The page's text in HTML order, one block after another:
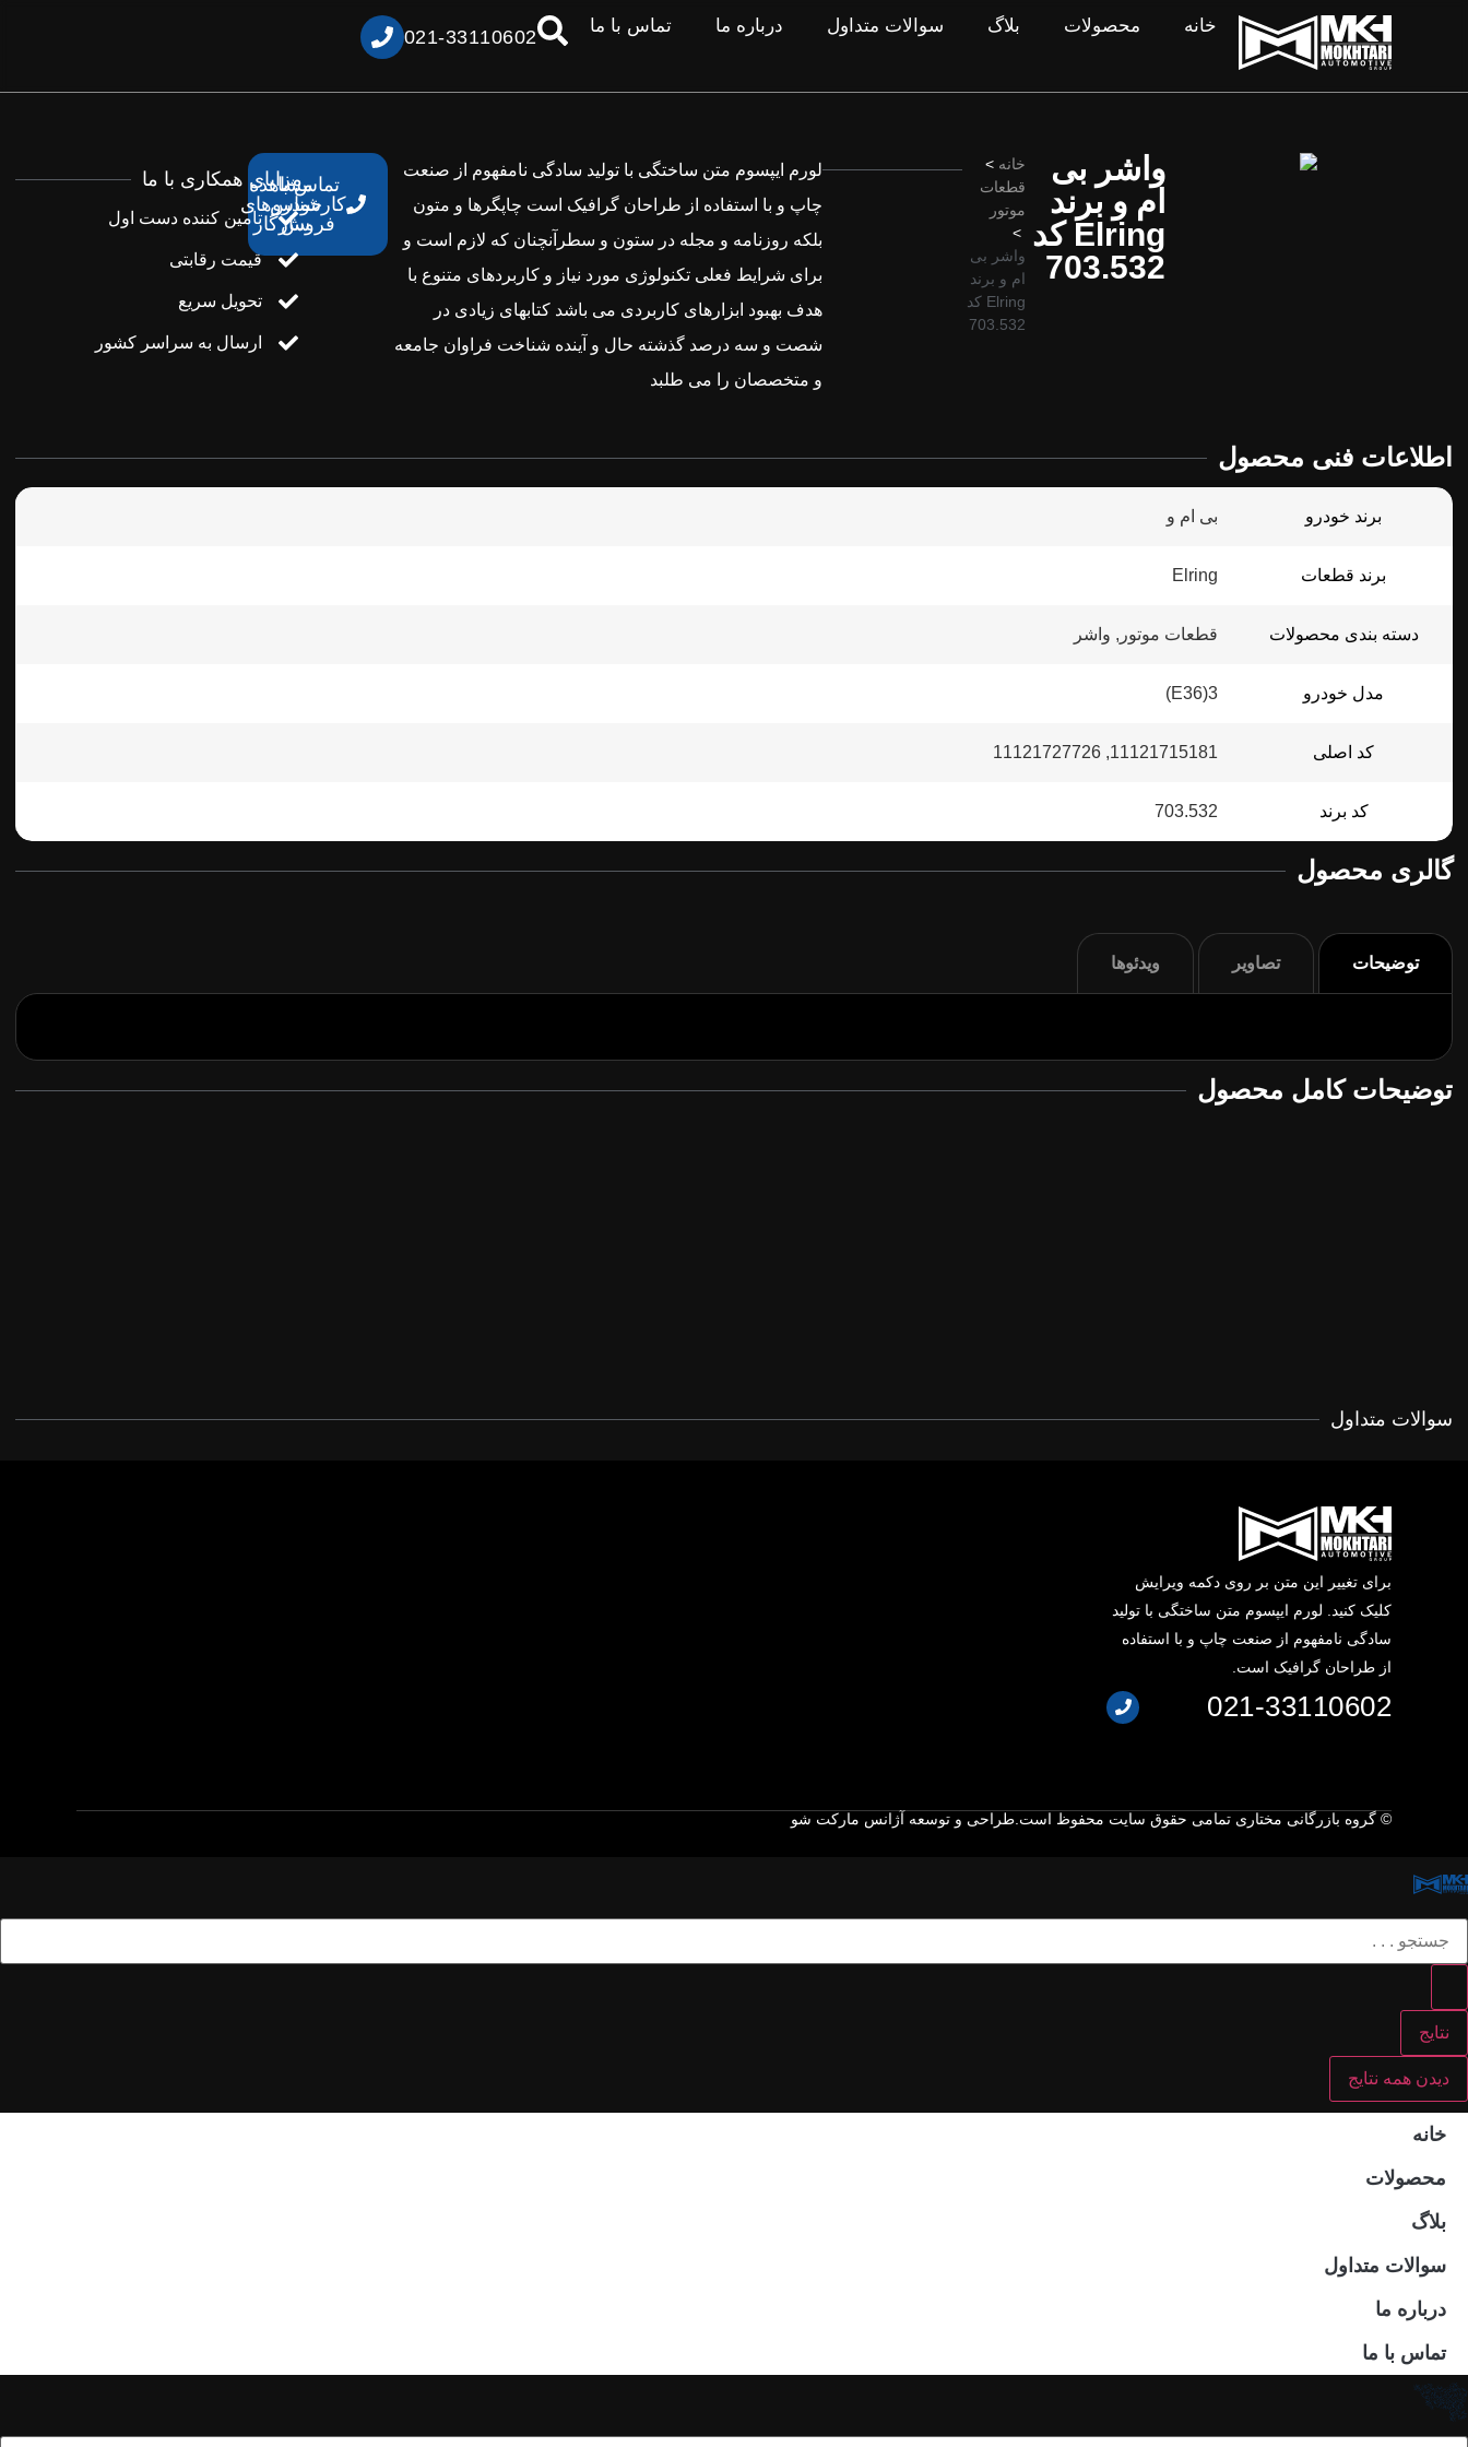
خانه محصولات بلاگ سوالات متداول درباره ما تماس با ما 021-33110602
واشر بی
ام و برند
Elring کد
703.532
خانه >
قطعات
موتور
>
واشر بی
ام و برند
Elring کد
703.532
لورم ایپسوم متن ساختگی با تولید سادگی نامفهوم از صنعت
چاپ و با استفاده از طراحان گرافیک است چاپگرها و متون
بلکه روزنامه و مجله در ستون و سطرآنچنان که لازم است و
برای شرایط فعلی تکنولوژی مورد نیاز و کاربردهای متنوع با
هدف بهبود ابزارهای کاربردی می باشد کتابهای زیادی در
شصت و سه درصد گذشته حال و آینده شناخت فراوان جامعه
و متخصصان را می طلبد
تماس با
کارشناس
فروش
مشاهده
خودروهای
سازگار
مزایای همکاری با ما
تامین کننده دست اول
قیمت رقابتی
تحویل سریع
ارسال به سراسر کشور
اطلاعات فنی محصول
برند خودرو بی ام و
برند قطعات Elring
دسته بندی محصولات قطعات موتور, واشر
مدل خودرو 3(E36)
کد اصلی 11121715181, 11121727726
کد برند 703.532
گالری محصول
توضیحات تصاویر ویدئوها
توضیحات کامل محصول
سوالات متداول
برای تغییر این متن بر روی دکمه ویرایش
کلیک کنید. لورم ایپسوم متن ساختگی با تولید
سادگی نامفهوم از صنعت چاپ و با استفاده
از طراحان گرافیک است.
021-33110602
© گروه بازرگانی مختاری تمامی حقوق سایت محفوظ است. طراحی و توسعه آژانس مارکت شو
نتایج
دیدن همه نتایج
خانه
محصولات
بلاگ
سوالات متداول
درباره ما
تماس با ما